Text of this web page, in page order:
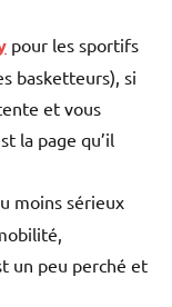
pour les sportifs
basketteurs), si
et vous
la page qu’il
moins sérieux
un peu perché et